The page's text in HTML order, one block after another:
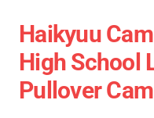
Haikyuu
High School
Pullover